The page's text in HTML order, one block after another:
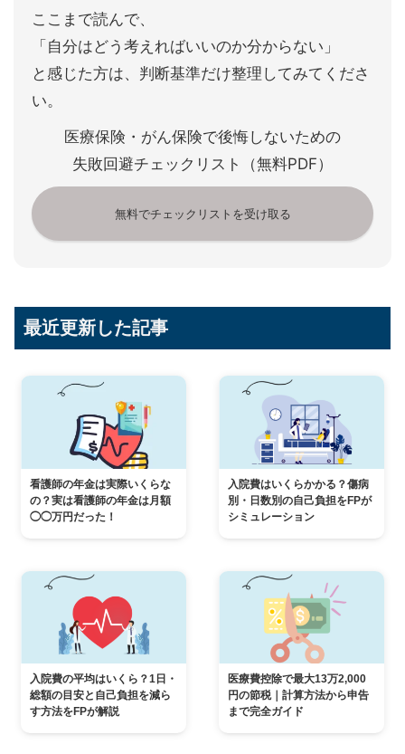
ここまで読んで、
「自分はどう考えればいいのか分からない」
と感じた方は、判断基準だけ整理してみてくださ
い。
医療保険・がん保険で後悔しないための
失敗回避チェックリスト（無料PDF）
無料でチェックリストを受け取る
最近更新した記事
看護師の年金は実際いくらな
の？実は看護師の年金は月額
◯◯万円だった！
入院費はいくらかかる？傷病
別・日数別の自己負担をFPが
シミュレーション
入院費の平均はいくら？1日・
総額の目安と自己負担を減ら
す方法をFPが解説
医療費控除で最大13万2,000
円の節税｜計算方法から申告
まで完全ガイド